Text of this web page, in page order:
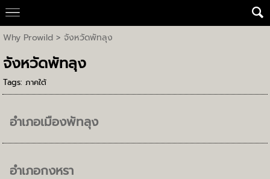
Why Prowild> จังหวัดพัทลุง
จังหวัดพัทลุง
Tags: ภาคใต้
อำเภอเมืองพัทลุง
อำเภอกงหรา